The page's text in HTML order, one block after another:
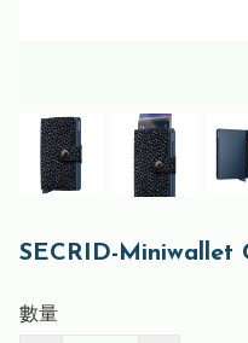
SECRID-Miniwallet
數量